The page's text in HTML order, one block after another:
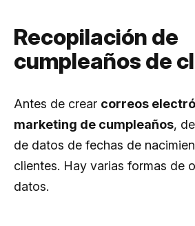
Recopilación de
cumpleaños de
Antes de crear correos
marketing de cumpleaños,
de datos de fechas de
clientes. Hay varias formas de
datos.